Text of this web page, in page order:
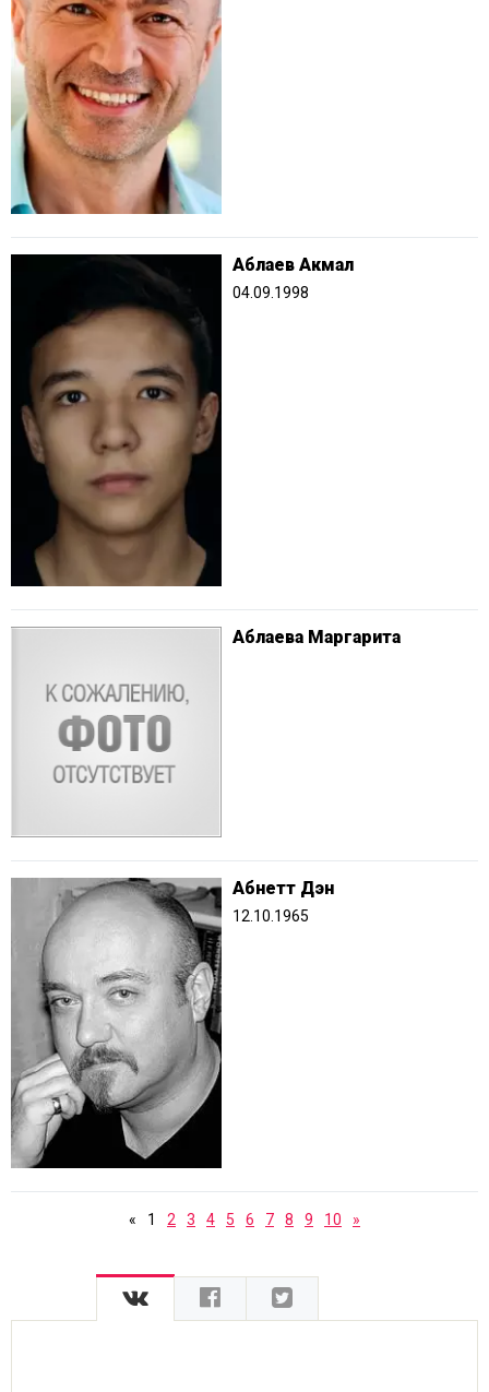
Аблаев Акмал
04.09.1998
Аблаева Маргарита
Абнетт Дэн
12.10.1965
« 1 2 3 4 5 6 7 8 9 10 »